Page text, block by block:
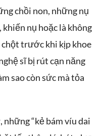
chồi non, những nụ
khiến nụ hoặc là không
trước khi kịp khoe
sĩ bị rút cạn năng
sao còn sức mà tỏa
, những “kẻ bám víu dai